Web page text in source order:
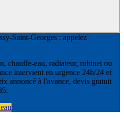
Saint-Georges : appelez
chauffe-eau, radiateur, robinet ou
intervient en urgence 24h/24 et
annoncé à l'avance, devis gratuit